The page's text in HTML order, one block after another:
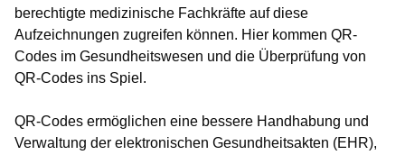
berechtigte medizinische Fachkräfte auf diese
Aufzeichnungen zugreifen können. Hier kommen QR-
Codes im Gesundheitswesen und die Überprüfung von
QR-Codes ins Spiel.
QR-Codes ermöglichen eine bessere Handhabung und
Verwaltung der elektronischen Gesundheitsakten (EHR),